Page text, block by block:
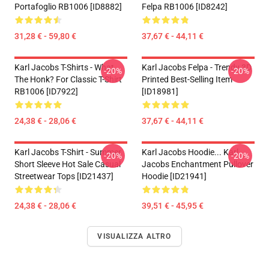
Portafoglio RB1006 [ID8882]
31,28 € - 59,80 €
Felpa RB1006 [ID8242]
37,67 € - 44,11 €
Karl Jacobs T-Shirts - What
The Honk? For Classic T-Shirt
RB1006 [ID7922]
24,38 € - 28,06 €
-20%
Karl Jacobs Felpa - Trendy 3D
Printed Best-Selling Item
[ID18981]
37,67 € - 44,11 €
-20%
Karl Jacobs T-Shirt - Summer
Short Sleeve Hot Sale Casual
Streetwear Tops [ID21437]
24,38 € - 28,06 €
-20%
Karl Jacobs Hoodie... Karl
Jacobs Enchantment Pullover
Hoodie [ID21941]
39,51 € - 45,95 €
-20%
VISUALIZZA ALTRO